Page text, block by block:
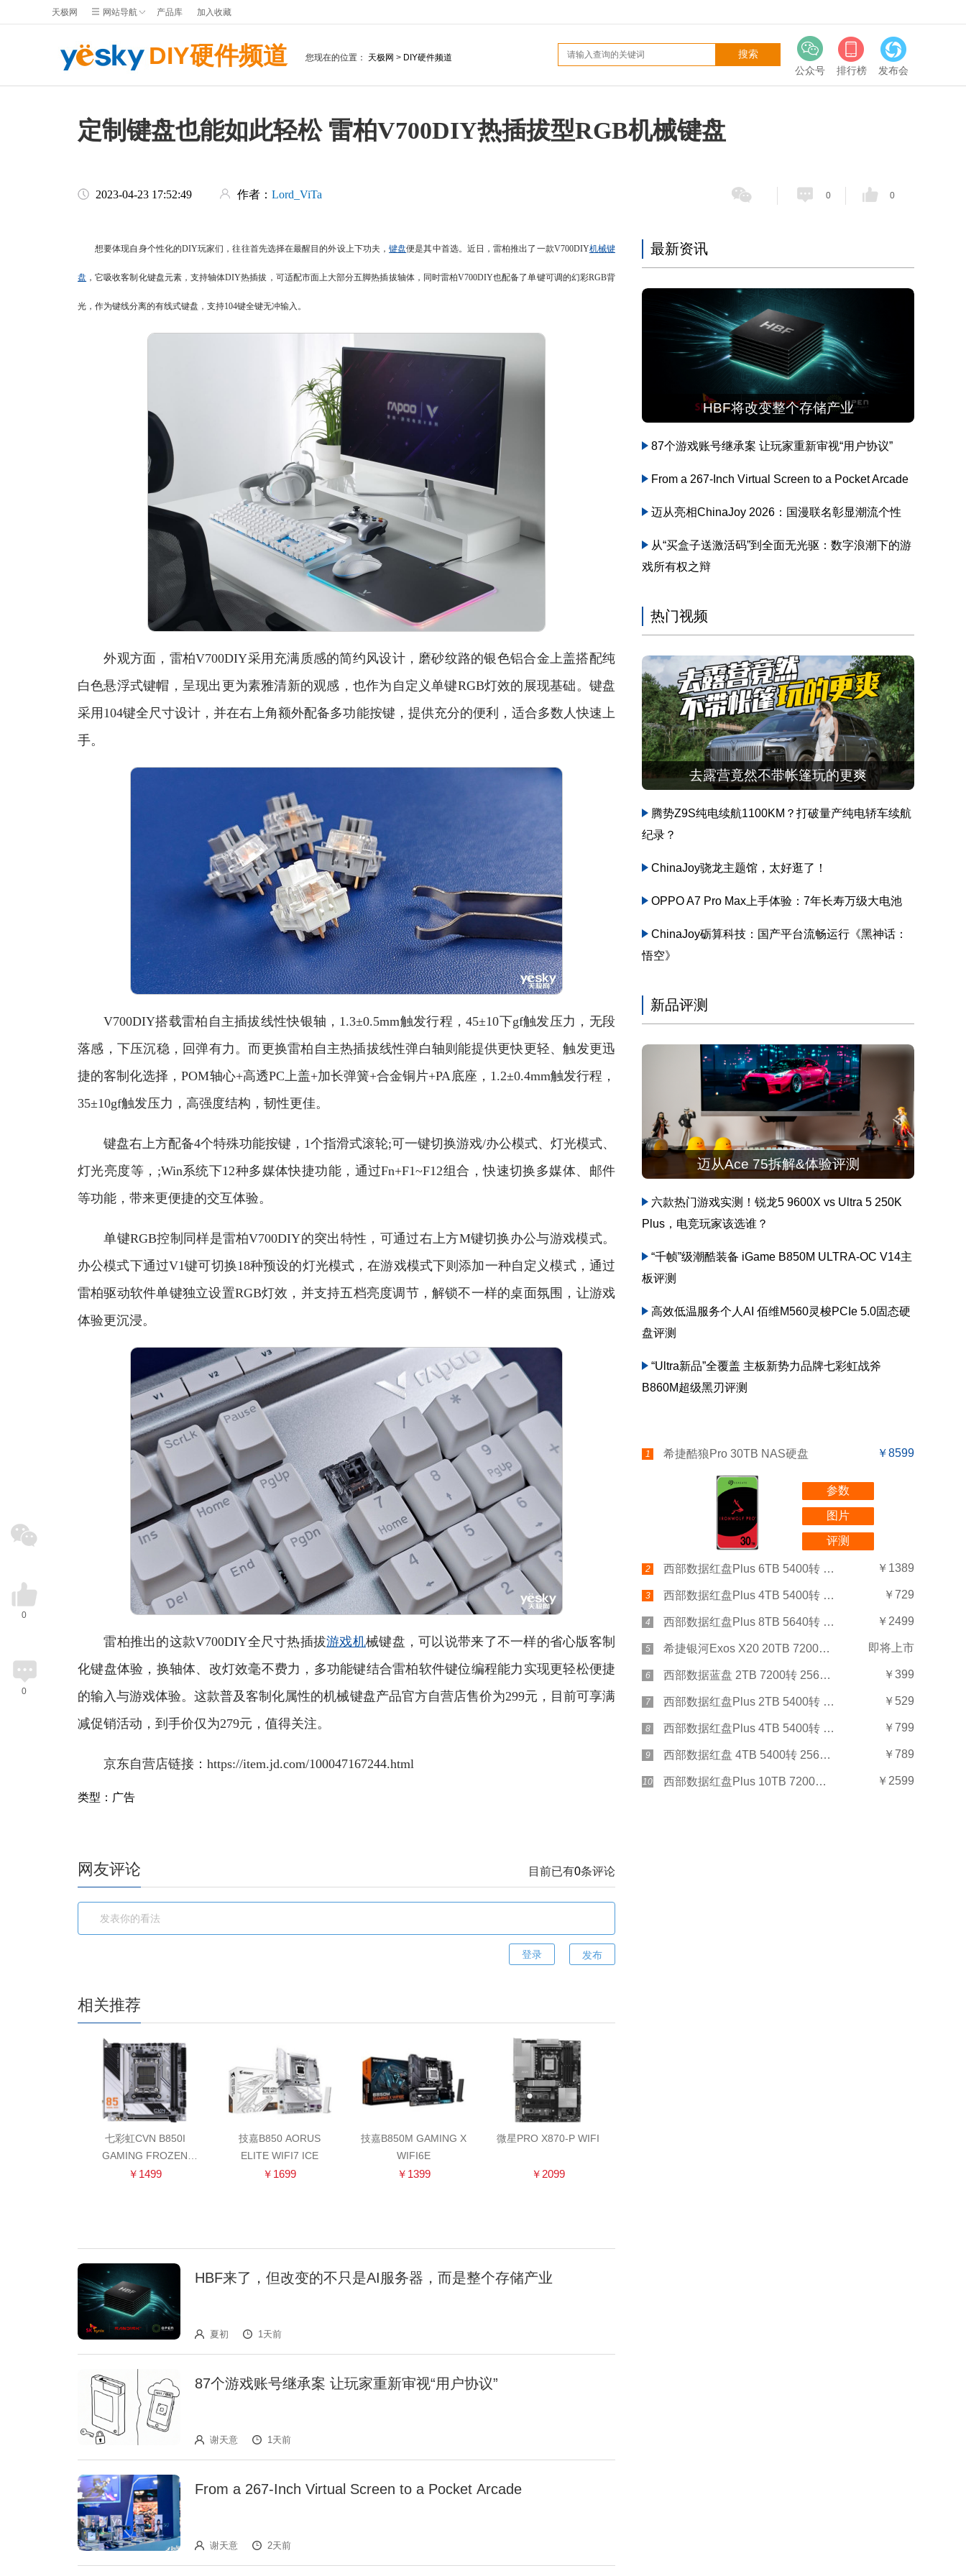
天极网 网站导航 产品库 加入收藏
DIY硬件频道 您现在的位置： 天极网 > DIY硬件频道
公众号 排行榜 发布会
定制键盘也能如此轻松 雷柏V700DIY热插拔型RGB机械键盘
2023-04-23 17:52:49 作者： Lord_ViTa 0 0
想要体现自身个性化的DIY玩家们，往往首先选择在最醒目的外设上下功夫，键盘便是其中首选。近日，雷柏推出了一款V700DIY机械键
盘 ，它吸收客制化键盘元素，支持轴体DIY热插拔，可适配市面上大部分五脚热插拔轴体，同时雷柏V700DIY也配备了单键可调的幻彩RGB背
光，作为键线分离的有线式键盘，支持104键全键无冲输入。
外观方面，雷柏V700DIY采用充满质感的简约风设计，磨砂纹路的银色铝合金上盖搭配纯
白色悬浮式键帽，呈现出更为素雅清新的观感，也作为自定义单键RGB灯效的展现基础。键盘
采用104键全尺寸设计，并在右上角额外配备多功能按键，提供充分的便利，适合多数人快速上
手。
V700DIY搭载雷柏自主插拔线性快银轴，1.3±0.5mm触发行程，45±10下gf触发压力，无段
落感，下压沉稳，回弹有力。而更换雷柏自主热插拔线性弹白轴则能提供更快更轻、触发更迅
捷的客制化选择，POM轴心+高透PC上盖+加长弹簧+合金铜片+PA底座，1.2±0.4mm触发行程，
35±10gf触发压力，高强度结构，韧性更佳。
键盘右上方配备4个特殊功能按键，1个指滑式滚轮;可一键切换游戏/办公模式、灯光模式、
灯光亮度等，;Win系统下12种多媒体快捷功能，通过Fn+F1~F12组合，快速切换多媒体、邮件
等功能，带来更便捷的交互体验。
单键RGB控制同样是雷柏V700DIY的突出特性，可通过右上方M键切换办公与游戏模式。
办公模式下通过V1键可切换18种预设的灯光模式，在游戏模式下则添加一种自定义模式，通过
雷柏驱动软件单键独立设置RGB灯效，并支持五档亮度调节，解锁不一样的桌面氛围，让游戏
体验更沉浸。
雷柏推出的这款V700DIY全尺寸热插拔游戏机械键盘，可以说带来了不一样的省心版客制
化键盘体验，换轴体、改灯效毫不费力，多功能键结合雷柏软件键位编程能力实现更轻松便捷
的输入与游戏体验。这款普及客制化属性的机械键盘产品官方自营店售价为299元，目前可享满
减促销活动，到手价仅为279元，值得关注。
京东自营店链接：https://item.jd.com/100047167244.html
类型：广告
网友评论 目前已有0条评论
发布
相关推荐
七彩虹CVN B850I
GAMING FROZEN
V14
￥1499
技嘉B850 AORUS
ELITE WIFI7 ICE
￥1699
技嘉B850M GAMING X
WIFI6E
￥1399
微星PRO X870-P WIFI
￥2099
HBF来了，但改变的不只是AI服务器，而是整个存储产业
夏初 1天前
87个游戏账号继承案 让玩家重新审视“用户协议”
谢天意 1天前
From a 267-Inch Virtual Screen to a Pocket Arcade
谢天意 2天前
最新资讯
HBF将改变整个存储产业
87个游戏账号继承案 让玩家重新审视“用户协议”
From a 267-Inch Virtual Screen to a Pocket Arcade
迈从亮相ChinaJoy 2026：国漫联名彰显潮流个性
从“买盒子送激活码”到全面无光驱：数字浪潮下的游
戏所有权之辩
热门视频
去露营竟然不带帐篷玩的更爽
腾势Z9S纯电续航1100KM？打破量产纯电轿车续航
纪录？
ChinaJoy骁龙主题馆，太好逛了！
OPPO A7 Pro Max上手体验：7年长寿万级大电池
ChinaJoy砺算科技：国产平台流畅运行《黑神话：
悟空》
新品评测
迈从Ace 75拆解&体验评测
六款热门游戏实测！锐龙5 9600X vs Ultra 5 250K
Plus，电竞玩家该选谁？
“千帧”级潮酷装备 iGame B850M ULTRA-OC V14主
板评测
高效低温服务个人AI 佰维M560灵梭PCIe 5.0固态硬
盘评测
“Ultra新品”全覆盖 主板新势力品牌七彩虹战斧
B860M超级黑刃评测
1 希捷酷狼Pro 30TB NAS硬盘 ￥8599
参数
图片
评测
2 西部数据红盘Plus 6TB 5400转 256MB SATA3(WD60EFPX) ￥1389
3 西部数据红盘Plus 4TB 5400转 256MB SATA3(WD40EFPX) ￥729
4 西部数据红盘Plus 8TB 5640转 128MB SATA3(WD80EFZZ) ￥2499
5 希捷银河Exos X20 20TB 7200转 256MB SAS 即将上市
6 西部数据蓝盘 2TB 7200转 256MB SATA3(WD20EZBX) ￥399
7 西部数据红盘Plus 2TB 5400转 128MB SATA3(WD20EFZX) ￥529
8 西部数据红盘Plus 4TB 5400转 128MB SATA3(WD40EFZX) ￥799
9 西部数据红盘 4TB 5400转 256MB SATA3(WD40EFAX) ￥789
10 西部数据红盘Plus 10TB 7200转 256MB SATA3(WD101EFBX) ￥2599
0
0